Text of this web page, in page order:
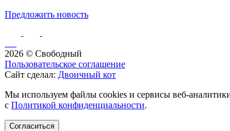
Предложить новость
2026 © Свободный
Пользовательское соглашение
Сайт сделал: Двоичный кот
Мы используем файлы cookies и сервисы веб-
с Политикой конфиденциальности.
Согласиться